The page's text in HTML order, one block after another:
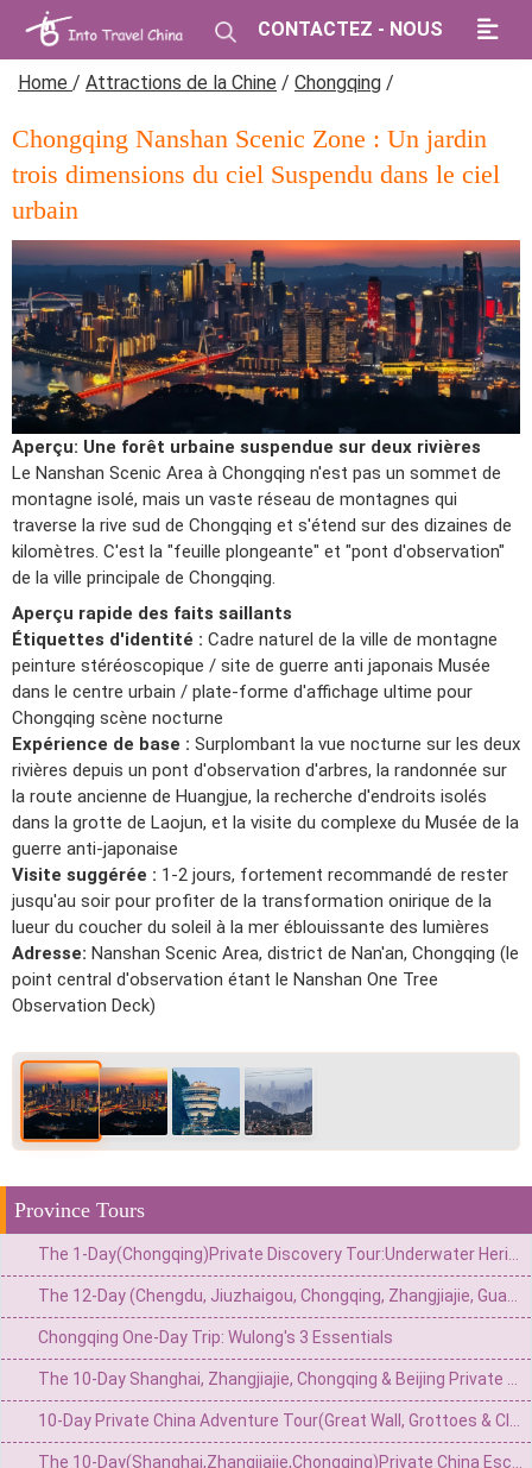
CONTACTEZ - NOUS
Home / Attractions de la Chine / Chongqing /
Chongqing Nanshan Scenic Zone : Un jardin
trois dimensions du ciel Suspendu dans le ciel
urbain
Aperçu: Une forêt urbaine suspendue sur deux rivières
Le Nanshan Scenic Area à Chongqing n'est pas un sommet de
montagne isolé, mais un vaste réseau de montagnes qui
traverse la rive sud de Chongqing et s'étend sur des dizaines de
kilomètres. C'est la "feuille plongeante" et "pont d'observation"
de la ville principale de Chongqing.
Aperçu rapide des faits saillants
Étiquettes d'identité : Cadre naturel de la ville de montagne
peinture stéréoscopique / site de guerre anti japonais Musée
dans le centre urbain / plate-forme d'affichage ultime pour
Chongqing scène nocturne
Expérience de base : Surplombant la vue nocturne sur les deux
rivières depuis un pont d'observation d'arbres, la randonnée sur
la route ancienne de Huangjue, la recherche d'endroits isolés
dans la grotte de Laojun, et la visite du complexe du Musée de la
guerre anti-japonaise
Visite suggérée : 1-2 jours, fortement recommandé de rester
jusqu'au soir pour profiter de la transformation onirique de la
lueur du coucher du soleil à la mer éblouissante des lumières
Adresse: Nanshan Scenic Area, district de Nan'an, Chongqing (le
point central d'observation étant le Nanshan One Tree
Observation Deck)
Province Tours
Chongqing One-Day Trip: Wulong's 3 Essentials